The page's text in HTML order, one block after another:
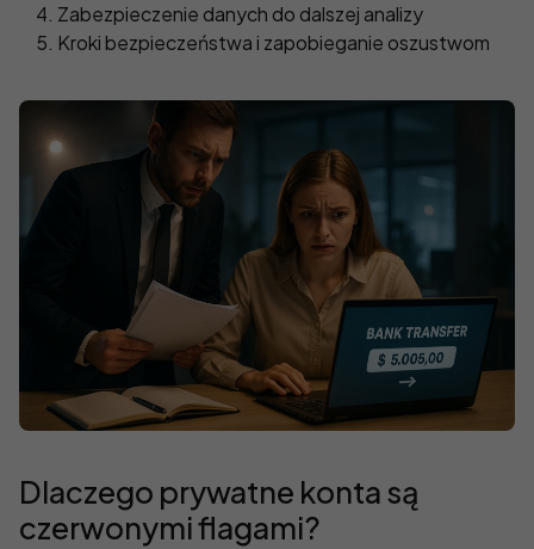
Zabezpieczenie danych do dalszej analizy
Kroki bezpieczeństwa i zapobieganie oszustwom
Dlaczego prywatne konta są
czerwonymi flagami?